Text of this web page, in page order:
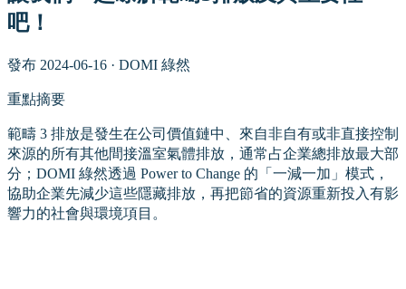
吧！
發布 2024-06-16 · DOMI 綠然
重點摘要
範疇 3 排放是發生在公司價值鏈中、來自非自有或非直接控制
來源的所有其他間接溫室氣體排放，通常占企業總排放最大部
分；DOMI 綠然透過 Power to Change 的「一減一加」模式，
協助企業先減少這些隱藏排放，再把節省的資源重新投入有影
響力的社會與環境項目。